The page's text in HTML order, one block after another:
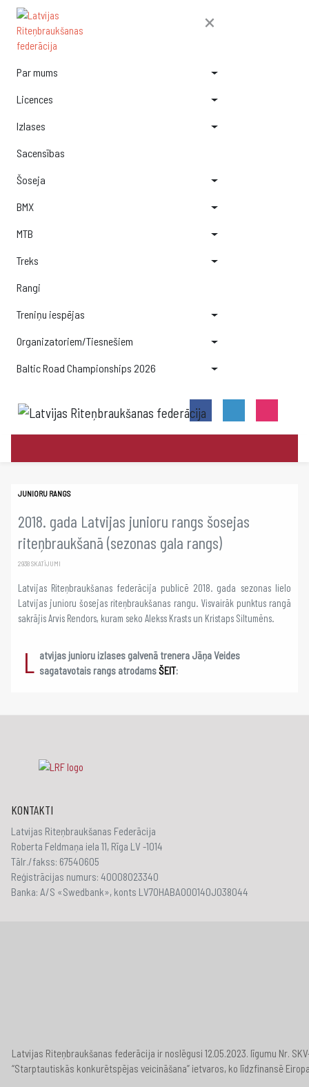
×
Par mums
Licences
Izlases
Sacensības
Šoseja
BMX
MTB
Treks
Rangi
Treniņu iespējas
Organizatoriem/Tiesnešiem
Baltic Road Championships 2026
JUNIORU RANGS
2018. gada Latvijas junioru rangs šosejas
riteņbraukšanā (sezonas gala rangs)
2938 SKATĪJUMI
Latvijas Riteņbraukšanas federācija publicē 2018. gada sezonas lielo
Latvijas junioru šosejas riteņbraukšanas rangu. Visvairāk punktus rangā
sakrājis Arvis Rendors, kuram seko Alekss Krasts un Kristaps Siltumēns.
L atvijas junioru izlases galvenā trenera Jāņa Veides
sagatavotais rangs atrodamsŠEIT:
KONTAKTI
Latvijas Riteņbraukšanas Federācija
Roberta Feldmaņa iela 11, Rīga LV -1014
Tālr./fakss: 67540605
Reģistrācijas numurs: 40008023340
Banka: A/S «Swedbank», konts LV70HABA000140J038044
Latvijas Riteņbraukšanas federācija ir noslēgusi 12.05.2023. līgumu Nr.
“Starptautiskās konkurētspējas veicināšana” ietvaros, ko līdzfinansē